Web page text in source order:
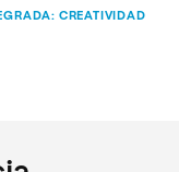
CREATIVIDAD